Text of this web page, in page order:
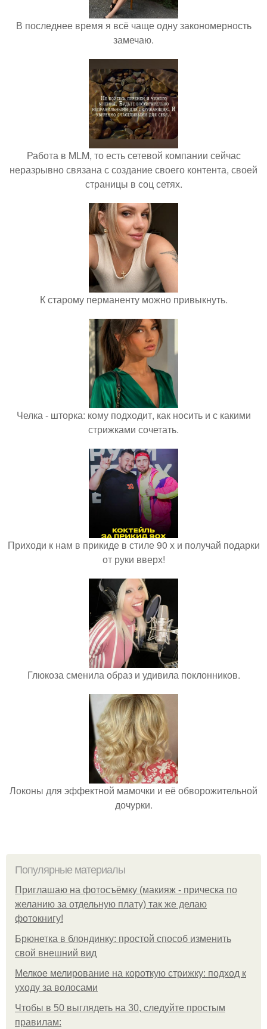
В последнее время я всё чаще одну закономерность
замечаю.
Работа в MLM, то есть сетевой компании сейчас
неразрывно связана с создание своего контента, своей
страницы в соц сетях.
К старому перманенту можно привыкнуть.
Челка - шторка: кому подходит, как носить и с какими
стрижками сочетать.
Приходи к нам в прикиде в стиле 90 х и получай подарки
от руки вверх!
Глюкоза сменила образ и удивила поклонников.
Локоны для эффектной мамочки и её обворожительной
дочурки.
Популярные материалы
Приглашаю на фотосъёмку (макияж - прическа по
желанию за отдельную плату) так же делаю
фотокнигу!
Брюнетка в блондинку: простой способ изменить
свой внешний вид
Мелкое мелирование на короткую стрижку: подход к
уходу за волосами
Чтобы в 50 выглядеть на 30, следуйте простым
правилам: